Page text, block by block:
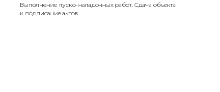
Выполнение пуско-наладочных работ. Сдача объекта
и подписание актов.